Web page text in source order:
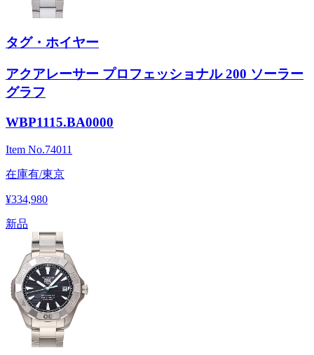
タグ・ホイヤー
アクアレーサー プロフェッショナル 200 ソーラー
グラフ
WBP1115.BA0000
Item No.74011
在庫有/東京
¥334,980
新品